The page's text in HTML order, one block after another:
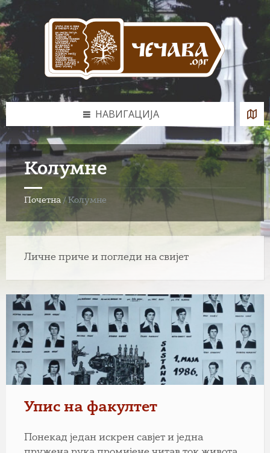
Skip
to
content
Skip
to
left
sidebar
Skip
to
right
sidebar
Skip
to
footer
НАВИГАЦИЈА
Колумне
Почетна /Колумне
Личне приче и погледи на свијет
Упис на факултет
Понекад један искрен савјет и једна